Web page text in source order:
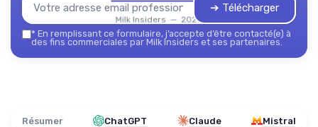
Milk Insiders — 2026
➔ Télécharger
* En remplissant ce formulaire, j’accepte d’être contacté(e) à
des fins commerciales par Milk Insiders et ses partenaires.
Résumer ChatGPT Claude Mistral